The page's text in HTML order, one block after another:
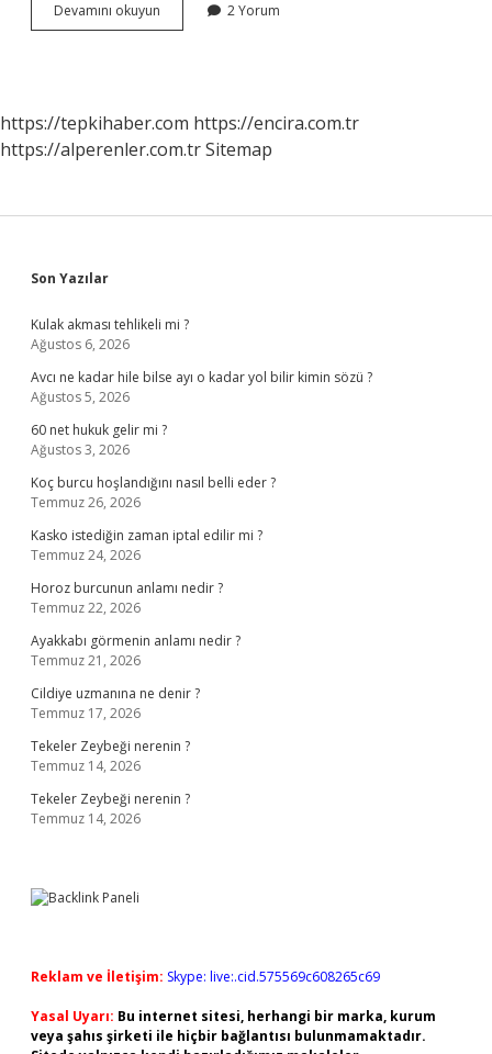
Devamını okuyun
Programı
2 Yorum
https://tepkihaber.com https://encira.com.tr
https://alperenler.com.trSitemap
Sidebar
Son Yazılar
Kulak akması tehlikeli mi ?
Ağustos 6, 2026
Avcı ne kadar hile bilse ayı o kadar yol bilir kimin sözü ?
Ağustos 5, 2026
60 net hukuk gelir mi ?
Ağustos 3, 2026
Koç burcu hoşlandığını nasıl belli eder ?
Temmuz 26, 2026
Kasko istediğin zaman iptal edilir mi ?
Temmuz 24, 2026
Horoz burcunun anlamı nedir ?
Temmuz 22, 2026
Ayakkabı görmenin anlamı nedir ?
Temmuz 21, 2026
Cildiye uzmanına ne denir ?
Temmuz 17, 2026
Tekeler Zeybeği nerenin ?
Temmuz 14, 2026
Tekeler Zeybeği nerenin ?
Temmuz 14, 2026
Reklam ve İletişim: Skype: live:.cid.575569c608265c69
Yasal Uyarı: Bu internet sitesi, herhangi bir marka, kurum
veya şahıs şirketi ile hiçbir bağlantısı bulunmamaktadır.